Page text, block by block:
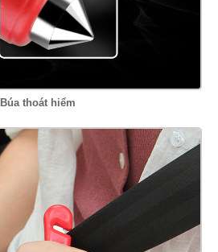
Búa thoát hiểm